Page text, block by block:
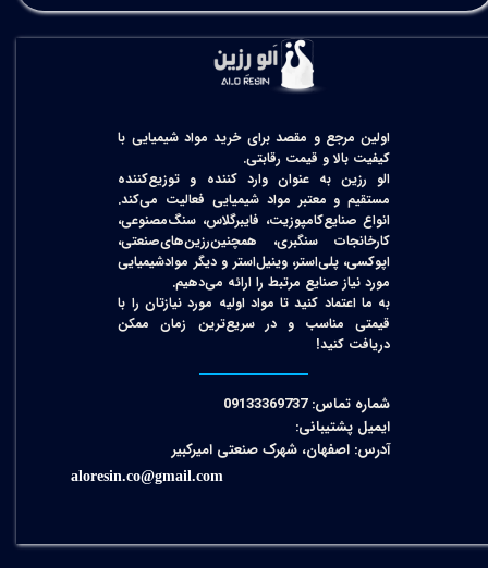
اولین مرجع و مقصد برای خرید مواد شیمیایی با
کیفیت بالا و قیمت رقابتی.
الو رزین به عنوان وارد کننده و توزیع‌کننده
مستقیم و معتبر مواد شیمیایی فعالیت می‌کند.
انواع صنایع‌کامپوزیت، فایبرگلاس، سنگ‌مصنوعی،
کارخانجات سنگبری، همچنین‌رزین‌های‌صنعتی،
اپوکسی، پلی‌استر، وینیل‌استر و دیگر مواد‌شیمیایی
مورد نیاز صنایع مرتبط را ارائه می‌دهیم.
به ما اعتماد کنید تا مواد اولیه مورد نیازتان را با
قیمتی مناسب و در سریع‌ترین زمان ممکن
دریافت کنید!​​​​​​​
شماره تماس: 09133369737
ایمیل پشتیبانی:
آدرس: اصفهان، شهرک صنعتی امیرکبیر
aloresin.co@gmail.com